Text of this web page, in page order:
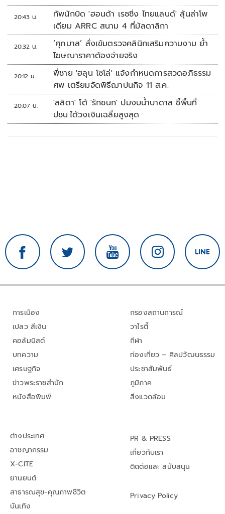
20:43 น.
ทัพนักบิด 'ฮอนด้า เรซซิ่ง ไทยแลนด์' ลุ้นล่าโพ
เดียม ARRC สนาม 4 ที่มัลดาลิกา
20:32 น.
‘ศุภมาส’ สั่งเข้มตรวจคลินิกเสริมความงาม ย้ำ
โฆษณาราคาต้องจ่ายจริง
20:12 น.
พี่ชาย 'ฮลุน โซโล่' แจ้งกำหนดการสวดอภิธรรม
ศพ เตรียมจัดพิธีฌาปนกิจ 11 ส.ค.
20:07 น.
'ลลิดา' โต้ 'รักชนก' ปมงบน้ำบาดาล ชี้พื้นที่
ปชน.ได้วงเงินเฉลี่ยสูงสุด
การเมือง
เปลว สีเงิน
คอลัมนิสต์
บทความ
เศรษฐกิจ
ข่าวพระราชสำนัก
หนังสือพิมพ์
กรองสถานการณ์
วาไรตี้
กีฬา
ท่องเที่ยว – ศิลปวัฒนธรรม
ประชาสัมพันธ์
ภูมิภาค
สิ่งแวดล้อม
ต่างประเทศ
อาชญากรรม
X-CITE
ยานยนต์
สาธารณสุข-คุณภาพชีวิต
บันเทิง
PR & PRESS
เกี่ยวกับเรา
ติดต่อและ สนับสนุน
Privacy Policy